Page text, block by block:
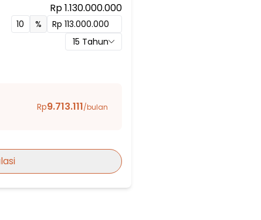
Rp 1.130.000.000
%
15 Tahun
Rp9.713.111/bulan